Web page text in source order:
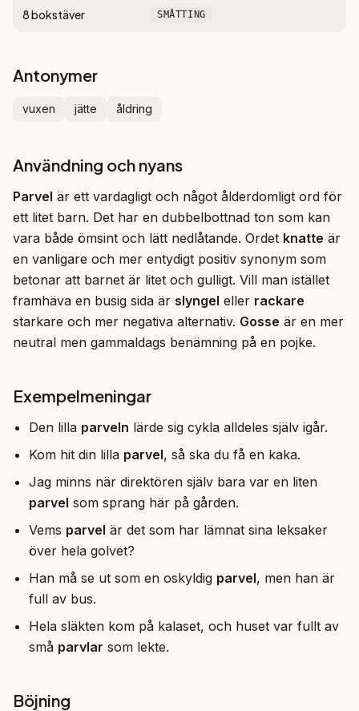
8bokstäver SMÅTTING
Antonymer
vuxen jätte åldring
Användning och nyans
Parvel är ett vardagligt och något ålderdomligt ord för
ett litet barn. Det har en dubbelbottnad ton som kan
vara både ömsint och lätt nedlåtande. Ordet knatte är
en vanligare och mer entydigt positiv synonym som
betonar att barnet är litet och gulligt. Vill man istället
framhäva en busig sida är slyngel eller rackare
starkare och mer negativa alternativ. Gosse är en mer
neutral men gammaldags benämning på en pojke.
Exempelmeningar
Den lilla parveln lärde sig cykla alldeles själv igår.
Kom hit din lilla parvel, så ska du få en kaka.
Jag minns när direktören själv bara var en liten
parvel som sprang här på gården.
Vems parvel är det som har lämnat sina leksaker
över hela golvet?
Han må se ut som en oskyldig parvel, men han är
full av bus.
Hela släkten kom på kalaset, och huset var fullt av
små parvlar som lekte.
Böjning